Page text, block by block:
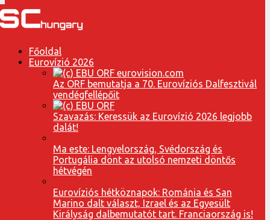
Főoldal
Eurovízió 2026
Az ORF bemutatja a 70. Eurovíziós Dalfesztivál
vendégfellépőit
Szavazás: Keressük az Eurovízió 2026 legjobb
dalát!
Ma este: Lengyelország, Svédország és
Portugália dönt az utolsó nemzeti döntős
hétvégén
Eurovíziós hétköznapok: Románia és San
Marino dalt választ, Izrael és az Egyesült
Királyság dalbemutatót tart. Franciaország is!